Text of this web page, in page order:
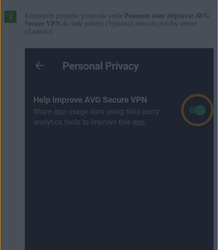
Klepnutím přepněte posuvník vedle
Pomozte nám zlepšovat AVG
Secure VPN do šedé polohy (Vypnuto) nebo do polohy zelené
(Zapnuto).